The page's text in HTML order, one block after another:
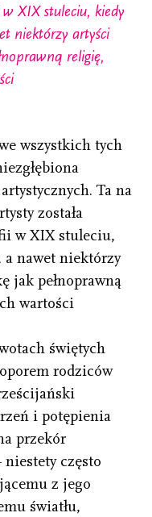
XIX stuleciu, kiedy
niektórzy artyści
religię,
wszystkich tych
Ta na
została
w XIX stuleciu,
nawet niektórzy
jak pełnoprawną
wartości
świętych
rodziców
i potępienia
przekór
często
z jego
światłu,